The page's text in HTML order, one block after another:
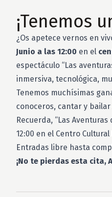
¡Tenemos
¿Os apetece vernos en
Junio a las 12:00 en el
espectáculo “Las
inmersiva, tecnológica,
Tenemos muchísimas
conoceros, cantar y
Recuerda, “Las
12:00 en el Centro Cultural
Entradas libre hasta
¡No te pierdas esta cita,